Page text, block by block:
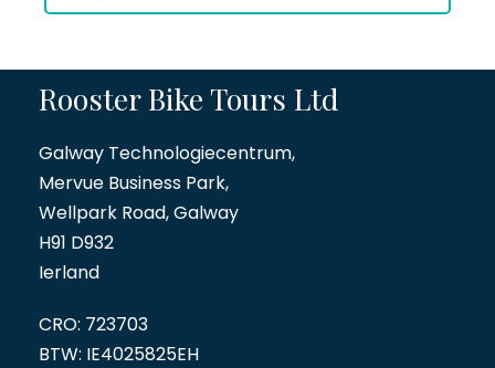
Rooster Bike Tours Ltd
Galway Technologiecentrum,
Mervue Business Park,
Wellpark Road, Galway
H91 D932
Ierland
CRO: 723703
BTW: IE4025825EH